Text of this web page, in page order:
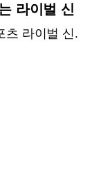
라이벌 신
츠 라이벌 신.